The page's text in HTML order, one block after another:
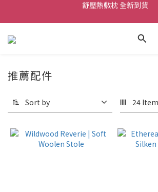
舒壓熱敷枕 全新到貨
尼泊爾手工頌缽 全新到貨
2026  春夏服飾 全新系列到
推薦配件
Sort by 24